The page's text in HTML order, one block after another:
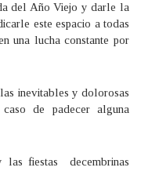
del Año Viejo y darle la
este espacio a todas
una lucha constante por
inevitables y dolorosas
de padecer alguna
las fiestas decembrinas